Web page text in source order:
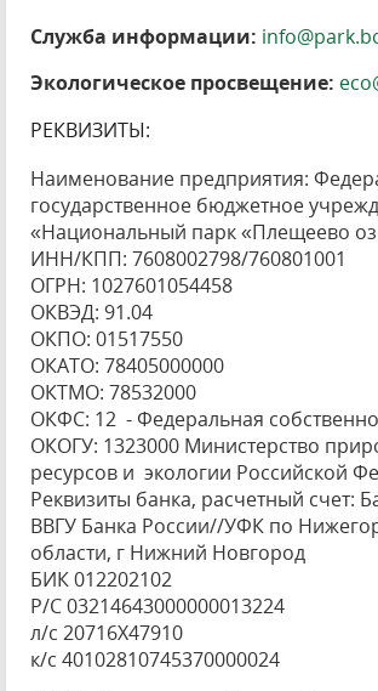
Служба информации:
Экологическое просвещение:
РЕКВИЗИТЫ:
Наименование предприятия:
государственное бюджетное
«Национальный парк «Плещеево
ИНН/КПП: 7608002798/760801001
ОГРН: 1027601054458
ОКВЭД: 91.04
ОКПО: 01517550
ОКАТО: 78405000000
ОКТМО: 78532000
ОКФС: 12 - Федеральная
ОКОГУ: 1323000 Министерство
ресурсов и экологии Российской
Реквизиты банка, расчетный счет:
ВВГУ Банка России//УФК по
области, г Нижний Новгород
БИК 012202102
Р/С 03214643000000013224
л/с 20716X47910
к/с 40102810745370000024